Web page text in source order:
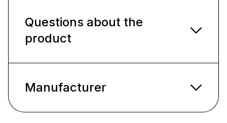
Questions about the
product
Manufacturer